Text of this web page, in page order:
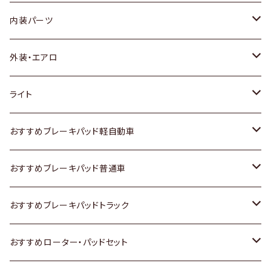
内装パーツ
トヨタ
ホンダ
スズキ
日産
いすゞ
ダイハツ
外装・エアロ
トヨタ
ホンダ
スズキ
日産
いすゞ
ライト
トヨタ
スズキ
日産
いすゞ
おすすめブレーキパッド軽自動車
トヨタ
ホンダ
スズキ
おすすめブレーキパッド普通車
トヨタ
ホンダ
おすすめブレーキパッドトラック
トヨタ
おすすめローター・パッドセット